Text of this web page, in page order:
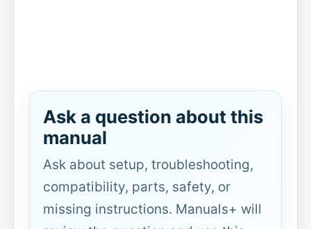
Ask a question about this
manual
Ask about setup, troubleshooting,
compatibility, parts, safety, or
missing instructions. Manuals+ will